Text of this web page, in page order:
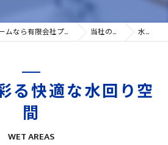
愛知県岡崎市のリフォームなら有限会社プッツ・フラウ 当社の特徴 水回り
る快適な水回り空
間
WET AREAS